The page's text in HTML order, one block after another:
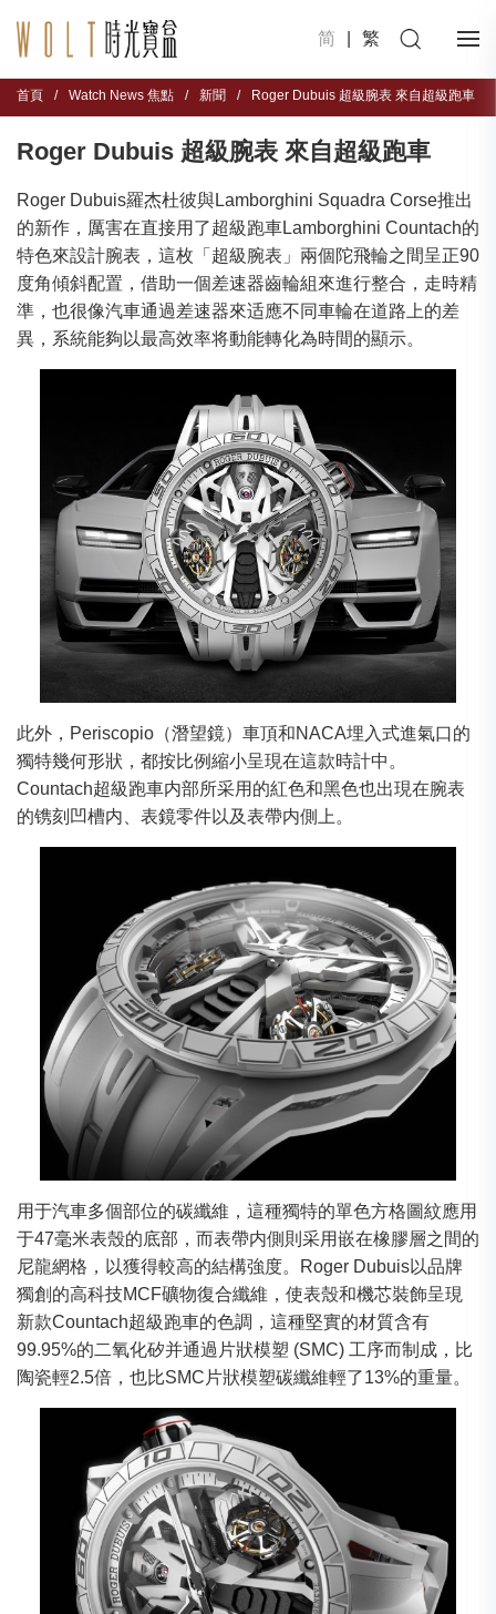
简 繁
首頁 / Watch News 焦點 / 新聞 / Roger Dubuis 超級腕表 來自超級跑車
Roger Dubuis 超級腕表 來自超級跑車
Roger Dubuis羅杰杜彼與Lamborghini Squadra Corse推出
的新作，厲害在直接用了超級跑車Lamborghini Countach的
特色來設計腕表，這枚「超級腕表」兩個陀飛輪之間呈正90
度角傾斜配置，借助一個差速器齒輪組來進行整合，走時精
準，也很像汽車通過差速器來适應不同車輪在道路上的差
異，系統能夠以最高效率将動能轉化為時間的顯示。
此外，Periscopio（潛望鏡）車頂和NACA埋入式進氣口的
獨特幾何形狀，都按比例縮小呈現在這款時計中。
Countach超級跑車内部所采用的紅色和黑色也出現在腕表
的镌刻凹槽内、表鏡零件以及表帶内側上。
用于汽車多個部位的碳纖維，這種獨特的單色方格圖紋應用
于47毫米表殼的底部，而表帶内側則采用嵌在橡膠層之間的
尼龍網格，以獲得較高的結構強度。Roger Dubuis以品牌
獨創的高科技MCF礦物復合纖維，使表殼和機芯裝飾呈現
新款Countach超級跑車的色調，這種堅實的材質含有
99.95%的二氧化矽并通過片狀模塑 (SMC) 工序而制成，比
陶瓷輕2.5倍，也比SMC片狀模塑碳纖維輕了13%的重量。